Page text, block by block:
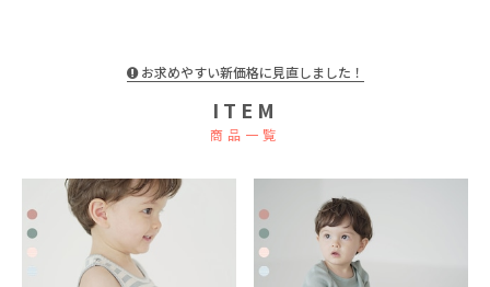
お求めやすい新価格に見直しました！
ITEM
商品一覧